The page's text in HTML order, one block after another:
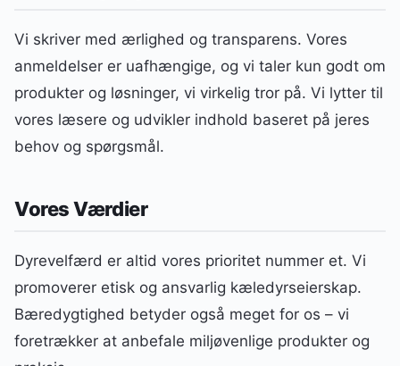
Vi skriver med ærlighed og transparens. Vores
anmeldelser er uafhængige, og vi taler kun godt om
produkter og løsninger, vi virkelig tror på. Vi lytter til
vores læsere og udvikler indhold baseret på jeres
behov og spørgsmål.
Vores Værdier
Dyrevelfærd er altid vores prioritet nummer et. Vi
promoverer etisk og ansvarlig kæledyrseierskap.
Bæredygtighed betyder også meget for os – vi
foretrækker at anbefale miljøvenlige produkter og